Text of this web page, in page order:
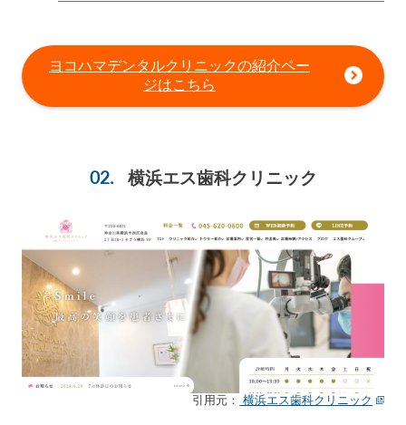
ヨコハマデンタルクリニックの紹介ペー
ジはこちら
横浜エス歯科クリニック
引用元： 横浜エス歯科クリニック